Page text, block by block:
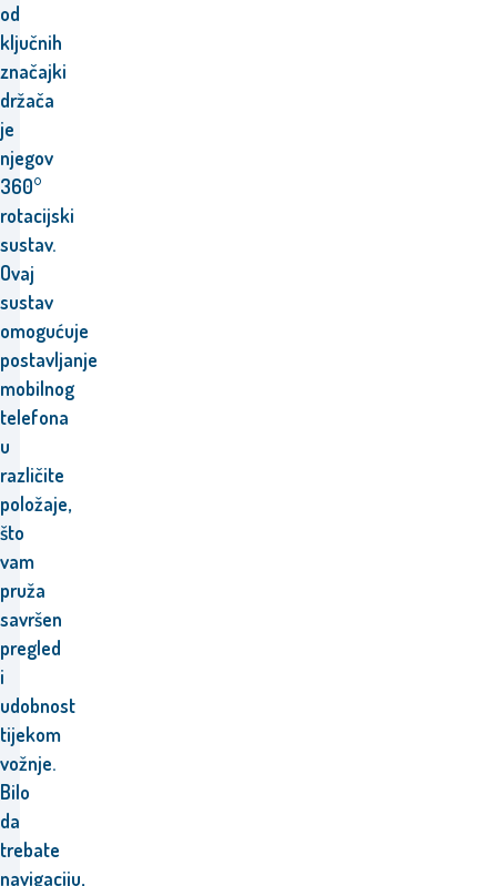
od
ključnih
značajki
držača
je
njegov
360°
rotacijski
sustav.
Ovaj
sustav
omogućuje
postavljanje
mobilnog
telefona
u
različite
položaje,
što
vam
pruža
savršen
pregled
i
udobnost
tijekom
vožnje.
Bilo
da
trebate
navigaciju,